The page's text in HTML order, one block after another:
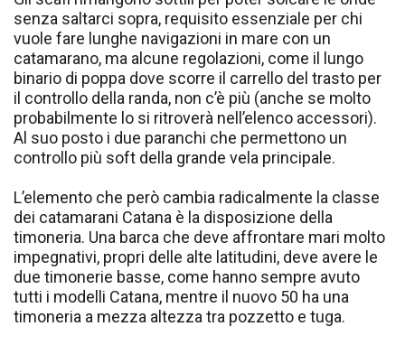
senza saltarci sopra, requisito essenziale per chi
vuole fare lunghe navigazioni in mare con un
catamarano, ma alcune regolazioni, come il lungo
binario di poppa dove scorre il carrello del trasto per
il controllo della randa, non c’è più (anche se molto
probabilmente lo si ritroverà nell’elenco accessori).
Al suo posto i due paranchi che permettono un
controllo più soft della grande vela principale.
L’elemento che però cambia radicalmente la classe
dei catamarani Catana è la disposizione della
timoneria. Una barca che deve affrontare mari molto
impegnativi, propri delle alte latitudini, deve avere le
due timonerie basse, come hanno sempre avuto
tutti i modelli Catana, mentre il nuovo 50 ha una
timoneria a mezza altezza tra pozzetto e tuga.